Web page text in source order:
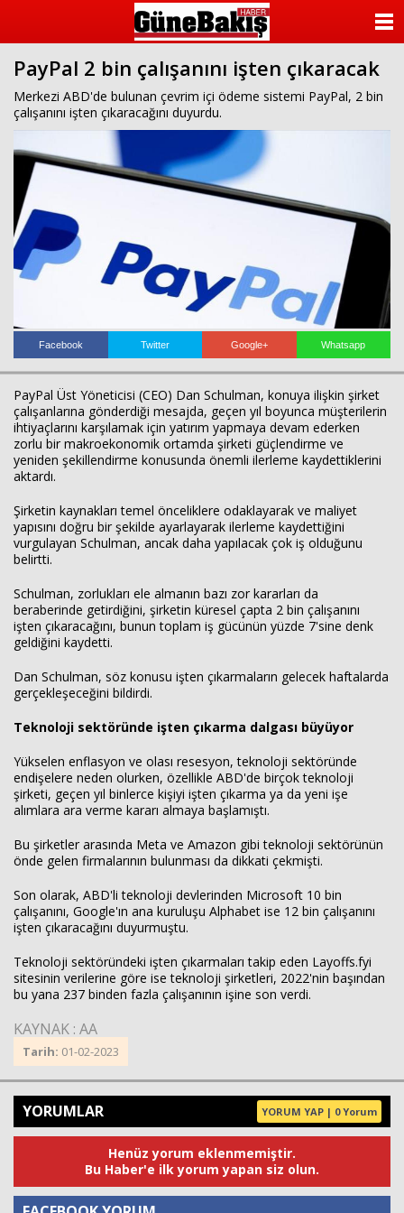
PayPal 2 bin çalışanını işten çıkaracak
Merkezi ABD'de bulunan çevrim içi ödeme sistemi PayPal, 2 bin
çalışanını işten çıkaracağını duyurdu.
Facebook Twitter Google+ Whatsapp
PayPal Üst Yöneticisi (CEO) Dan Schulman, konuya ilişkin şirket
çalışanlarına gönderdiği mesajda, geçen yıl boyunca müşterilerin
ihtiyaçlarını karşılamak için yatırım yapmaya devam ederken
zorlu bir makroekonomik ortamda şirketi güçlendirme ve
yeniden şekillendirme konusunda önemli ilerleme kaydettiklerini
aktardı.
Şirketin kaynakları temel önceliklere odaklayarak ve maliyet
yapısını doğru bir şekilde ayarlayarak ilerleme kaydettiğini
vurgulayan Schulman, ancak daha yapılacak çok iş olduğunu
belirtti.
Schulman, zorlukları ele almanın bazı zor kararları da
beraberinde getirdiğini, şirketin küresel çapta 2 bin çalışanını
işten çıkaracağını, bunun toplam iş gücünün yüzde 7'sine denk
geldiğini kaydetti.
Dan Schulman, söz konusu işten çıkarmaların gelecek haftalarda
gerçekleşeceğini bildirdi.
Teknoloji sektöründe işten çıkarma dalgası büyüyor
Yükselen enflasyon ve olası resesyon, teknoloji sektöründe
endişelere neden olurken, özellikle ABD'de birçok teknoloji
şirketi, geçen yıl binlerce kişiyi işten çıkarma ya da yeni işe
alımlara ara verme kararı almaya başlamıştı.
Bu şirketler arasında Meta ve Amazon gibi teknoloji sektörünün
önde gelen firmalarının bulunması da dikkati çekmişti.
Son olarak, ABD'li teknoloji devlerinden Microsoft 10 bin
çalışanını, Google'ın ana kuruluşu Alphabet ise 12 bin çalışanını
işten çıkaracağını duyurmuştu.
Teknoloji sektöründeki işten çıkarmaları takip eden Layoffs.fyi
sitesinin verilerine göre ise teknoloji şirketleri, 2022'nin başından
bu yana 237 binden fazla çalışanının işine son verdi.
KAYNAK : AA
Tarih: 01-02-2023
YORUMLAR YORUM YAP | 0 Yorum
Henüz yorum eklenmemiştir.
Bu Haber'e ilk yorum yapan siz olun.
KATEGORİLER
FOTO GALERİ
KÜNYE
İLETİŞİM
Haberin Doğru Adresi.